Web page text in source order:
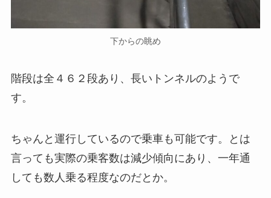
下からの眺め
階段は全 ４６２段あり、長いトンネルのようで
す。
ちゃんと運行しているので乗車も可能です。とは
言っても実際の乗客数は減少傾向にあり、一年通
しても数人乗る程度なのだとか。